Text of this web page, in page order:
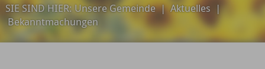
SIE SIND HIER:Unsere Gemeinde|Aktuelles |
Bekanntmachungen